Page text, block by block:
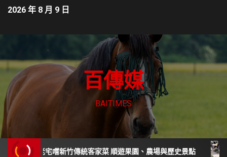
2026 年 8 月 9 日
百傳媒
BAITIMES
宅嚐新竹傳統客家菜 順遊果園、農場與歷史景點 家庭